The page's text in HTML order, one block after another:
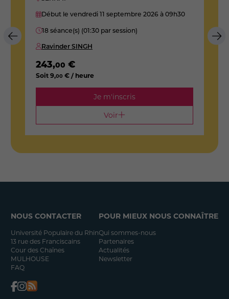
Début le vendredi 11 septembre 2026 à 09h30
18 séance(s) (01:30 par session)
Ravinder SINGH
243,00 €
Soit9,00 € / heure
Je m'inscris
Voir
NOUS CONTACTER
Université Populaire du Rhin
13 rue des Franciscains
Cour des Chaînes
MULHOUSE
FAQ
POUR MIEUX NOUS CONNAÎTRE
Qui sommes-nous
Partenaires
Actualités
Newsletter